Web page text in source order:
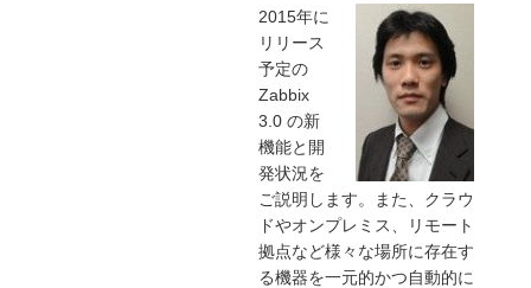
2015年に
リリース
予定の
Zabbix
3.0 の新
機能と開
発状況を
ご説明します。また、クラウ
ドやオンプレミス、リモート
拠点など様々な場所に存在す
る機器を一元的かつ自動的に